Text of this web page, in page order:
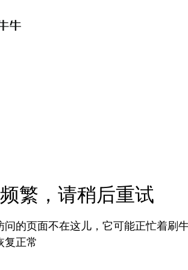
繁，请稍后重试
问的页面不在这儿，它可能正忙着刷
复正常